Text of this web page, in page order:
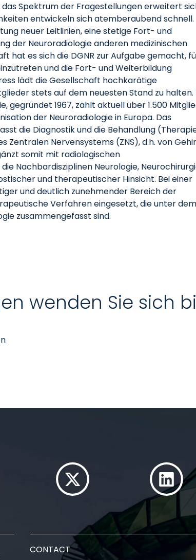
Spektrum der Fragestellungen erweitert
entwickeln sich atemberaubend schnell.
neuer Leitlinien, eine stetige Fort- und
der Neuroradiologie anderen medizinischen
hat es sich die DGNR zur Aufgabe gemacht,
und die Fort- und Weiterbildung
lädt die Gesellschaft hochkarätige
stets auf dem neuesten Stand zu halten.
gegründet 1967, zählt aktuell über 1.500
der Neuroradiologie in Europa. Das
die Diagnostik und die Behandlung
Zentralen Nervensystems (ZNS), d.h. von
somit mit radiologischen
Nachbardisziplinen Neurologie,
und therapeutischer Hinsicht. Bei einer
und deutlich zunehmender Bereich der
Verfahren eingesetzt, die unter dem
zusammengefasst sind.
wenden Sie sich
CONTACT